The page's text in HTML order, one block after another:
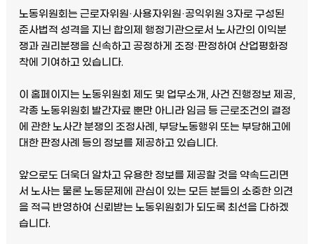
노동위원회는 근로자위원·사용자위원·공익위원 3자로 구성된
준사법적 성격을 지닌 합의제 행정기관으로서 노사간의 이익분
쟁과 권리분쟁을 신속하고 공정하게 조정·판정하여 산업평화정
착에 기여하고 있습니다.
이 홈페이지는 노동위원회 제도 및 업무소개, 사건 진행정보 제공,
각종 노동위원회 발간자료 뿐만 아니라 임금 등 근로조건의 결정
에 관한 노사간 분쟁의 조정사례, 부당노동행위 또는 부당해고에
대한 판정사례 등의 정보를 제공하고 있습니다.
앞으로도 더욱더 알차고 유용한 정보를 제공할 것을 약속드리면
서 노사는 물론 노동문제에 관심이 있는 모든 분들의 소중한 의견
을 적극 반영하여 신뢰받는 노동위원회가 되도록 최선을 다하겠
습니다.